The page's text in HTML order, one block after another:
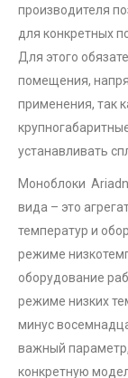
производителя
для конкретных
Для этого
помещения,
применения, так
устанавливать
Моноблоки
вида – это
температур и
режиме
оборудование
режиме низких
минус
важный
конкретную